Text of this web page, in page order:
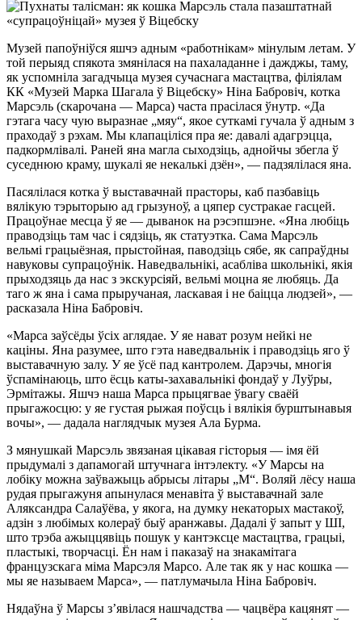
Музей папоўніўся яшчэ адным «работнікам» мінулым летам. У
той перыяд спякота змянілася на пахаладанне і дажджы, таму,
як успомніла загадчыца музея сучаснага мастацтва, філіялам
КК «Музей Марка Шагала ў Віцебску» Ніна Бабровіч, котка
Марсэль (скарочана — Марса) часта прасілася ўнутр. «Да
гэтага часу чую выразнае „мяу“, якое суткамі гучала ў адным з
праходаў з рэхам. Мы клапаціліся пра яе: давалі адагрэцца,
падкормлівалі. Раней яна магла сыходзіць, аднойчы збегла ў
суседнюю краму, шукалі яе некалькі дзён», — падзялілася яна.
Пасялілася котка ў выставачнай прасторы, каб пазбавіць
вялікую тэрыторыю ад грызуноў, а цяпер сустракае гасцей.
Працоўнае месца ў яе — дыванок на рэсэпшэне. «Яна любіць
праводзіць там час і сядзіць, як статуэтка. Сама Марсэль
вельмі грацыёзная, прыстойная, паводзіць сябе, як сапраўдны
навуковы супрацоўнік. Наведвальнікі, асабліва школьнікі, якія
прыходзяць да нас з экскурсіяй, вельмі моцна яе любяць. Да
таго ж яна і сама прыручаная, ласкавая і не баіцца людзей», —
расказала Ніна Бабровіч.
«Марса заўсёды ўсіх аглядае. У яе нават розум нейкі не
каціны. Яна разумее, што гэта наведвальнік і праводзіць яго ў
выставачную залу. У яе ўсё пад кантролем. Дарэчы, многія
ўспамінаюць, што ёсць каты-захавальнікі фондаў у Луўры,
Эрмітажы. Яшчэ наша Марса прыцягвае ўвагу сваёй
прыгажосцю: у яе густая рыжая поўсць і вялікія бурштынавыя
вочы», — дадала наглядчык музея Ала Бурма.
З мянушкай Марсэль звязаная цікавая гісторыя — імя ёй
прыдумалі з дапамогай штучнага інтэлекту. «У Марсы на
лобіку можна заўважыць абрысы літары „М“. Воляй лёсу наша
рудая прыгажуня апынулася менавіта ў выставачнай зале
Аляксандра Салаўёва, у якога, на думку некаторых мастакоў,
адзін з любімых колераў быў аранжавы. Дадалі ў запыт у ШІ,
што трэба ажыццявіць пошук у кантэксце мастацтва, грацыі,
пластыкі, творчасці. Ён нам і паказаў на знакамітага
французскага міма Марсэля Марсо. Але так як у нас кошка —
мы яе называем Марса», — патлумачыла Ніна Бабровіч.
Нядаўна ў Марсы з’явілася нашчадства — чацвёра кацянят —